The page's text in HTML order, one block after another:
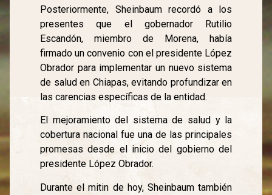
Posteriormente, Sheinbaum recordó a los
presentes que el gobernador Rutilio
Escandón, miembro de Morena, había
firmado un convenio con el presidente López
Obrador para implementar un nuevo sistema
de salud en Chiapas, evitando profundizar en
las carencias específicas de la entidad.
El mejoramiento del sistema de salud y la
cobertura nacional fue una de las principales
promesas desde el inicio del gobierno del
presidente López Obrador.
Durante el mitin de hoy, Sheinbaum también